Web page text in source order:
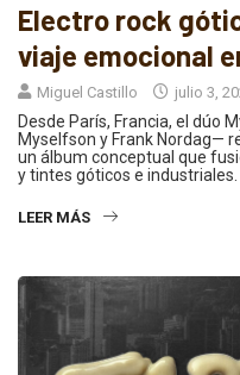
Electro rock
viaje emocional
Miguel Castillo julio 3,
Desde París, Francia, el dúo
Myselfson y Frank Nordag—
un álbum conceptual que
y tintes góticos e industriales.
LEER MÁS